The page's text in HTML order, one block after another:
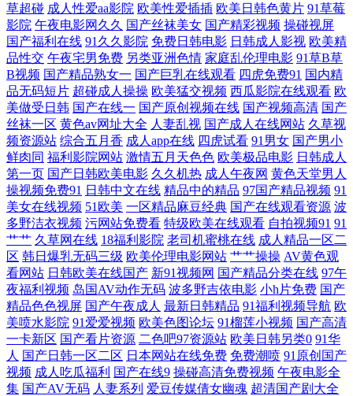
屄剧场 麻豆91巨炮 午夜香蕉av影院 操逼导航 精品一区二区网站 91传媒网
韩国无码AV基地 日韩精品大片 91豆花成人片 超碰免费在线 韩国理论av电
影 久久综合13p 青草五月婷 中文三级AV在线 超碰ts国产精品 久草免费新
视频 日日夜夜看毛片 欧美久草视频 天堂男人av av蜜桃网 激情激情综合 色
五月激情综合网 91中文永久 国产老A精品在线 日本特级片 91黑丝网站 成
人三级网站免费 蜜桃视频网 午夜久久公司 超碰97人人爽 另类激情欧美 午
夜97 99热首页 国产色在线看精品 熟女3P91 AV日韩 韩国不卡AV 欧亚另类
色 综合色情国产 丁香爱爱诱惑 欧美阿片在线观看 亚洲成人网站在线 AV
三级片网站 九一黄色仓库 探花福利在线 91丝袜网站 国产a算你色视频 欧
美一区色网 91n香蕉社 国产福利在线 欧美性图ppp 伊人网av 国产91AV视
草超碰 成人性爱aa影院 欧美性爱插插 欧美日韩色黄片 91草莓
影院 午夜电影网久久 国产丝袜美女 国产精彩视频 操碰视屏
国产福利在线 91久久影院 免费日韩电影 日韩成人影视 欧美精
品性交 午夜宅男免费 另类亚洲色情 家庭乱伦理电影 91草B草
B视频 国产精品熟女一 国产巨乳在线观看 四虎免费91 国内精
品无码短片 超碰成人操操 欧美猛交视频 西瓜影院在线观看 欧
美做受日韩 国产在线一 国产原创视频在线 国产视频高清 国产
丝袜一区 黄色av网址大全 人妻乱视 国产成人在线网站 久草视
频资源站 综合五月香 成人app在线 四虎试看 91男女 国产男小
鲜肉同 福利影院网站 激情五月天色色 欧美极品电影 日韩成人
第一页 国产日韩欧美电影 久久机热 成人午夜网 黄色天堂男人
操视频免费91 日韩中文在线 精品中的精品 97国产精品视频 91
美女在线视频 51欧美 一区精品麻豆经典 国产在线观看资源 波
多野洁衣视频 污网站免费看 特级欧美在线观看 自拍视频91 91
艹艹 久草网在线 18福利影院 老司机蜜桃在线 成人精品一区二
区 韩日爆乳无码三级 欧美伦理电影网站 艹艹操操 AV黄色观
看网站 日韩欧美在线国产 新91视频网 国产精品分类在线 97午
夜福利视频 岛国AV动作无码 波多野吉依电影 小h片免费 国产
精品色色视屏 国产午夜成人 最新日韩精品 91福利视频导航 欧
美喷水影院 91爱爱视频 欧美色图论坛 91榴莲小视频 国产高清
一卡新区 国产看片资源 二色吧97资源站 欧美日韩另类0 91华
人 国产日韩一区二区 日本网站在线免费 免费潮喷 91原创国产
视频 成人吃瓜福利 国产在线9 操碰高清免费视频 午夜电影全
集 国产AV无码 人妻系列 爱豆传媒倩女幽魂 超清国产剧大全